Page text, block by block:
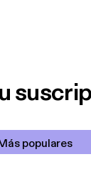
populares